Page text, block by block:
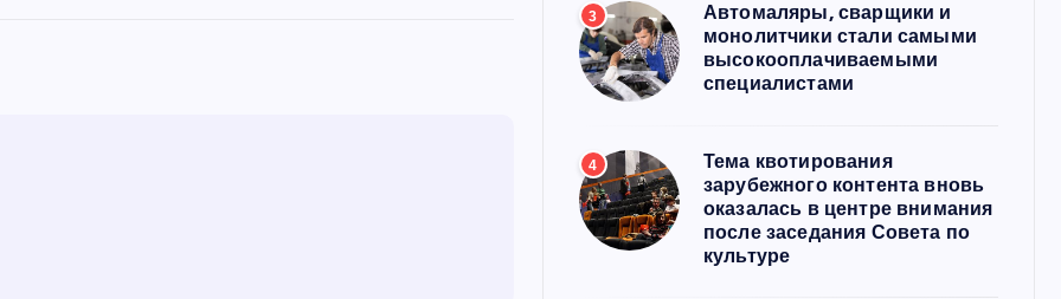
3
Автомаляры, сварщики и
монолитчики стали самыми
высокооплачиваемыми
специалистами
4
Тема квотирования
зарубежного контента вновь
оказалась в центре внимания
после заседания Совета по
культуре